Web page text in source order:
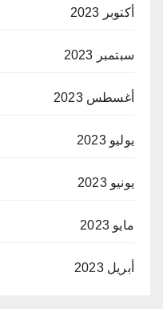
أكتوبر 2023
سبتمبر 2023
أغسطس 2023
يوليو 2023
يونيو 2023
مايو 2023
أبريل 2023